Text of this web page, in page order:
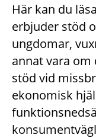
Här kan du
erbjuder stöd
ungdomar,
annat vara
stöd vid
ekonomisk